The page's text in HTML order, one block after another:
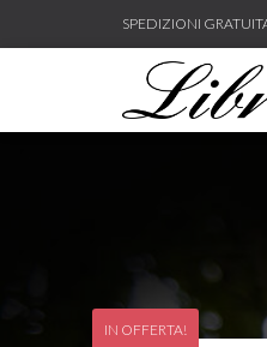
SPEDIZIONI
IN OFFERTA!